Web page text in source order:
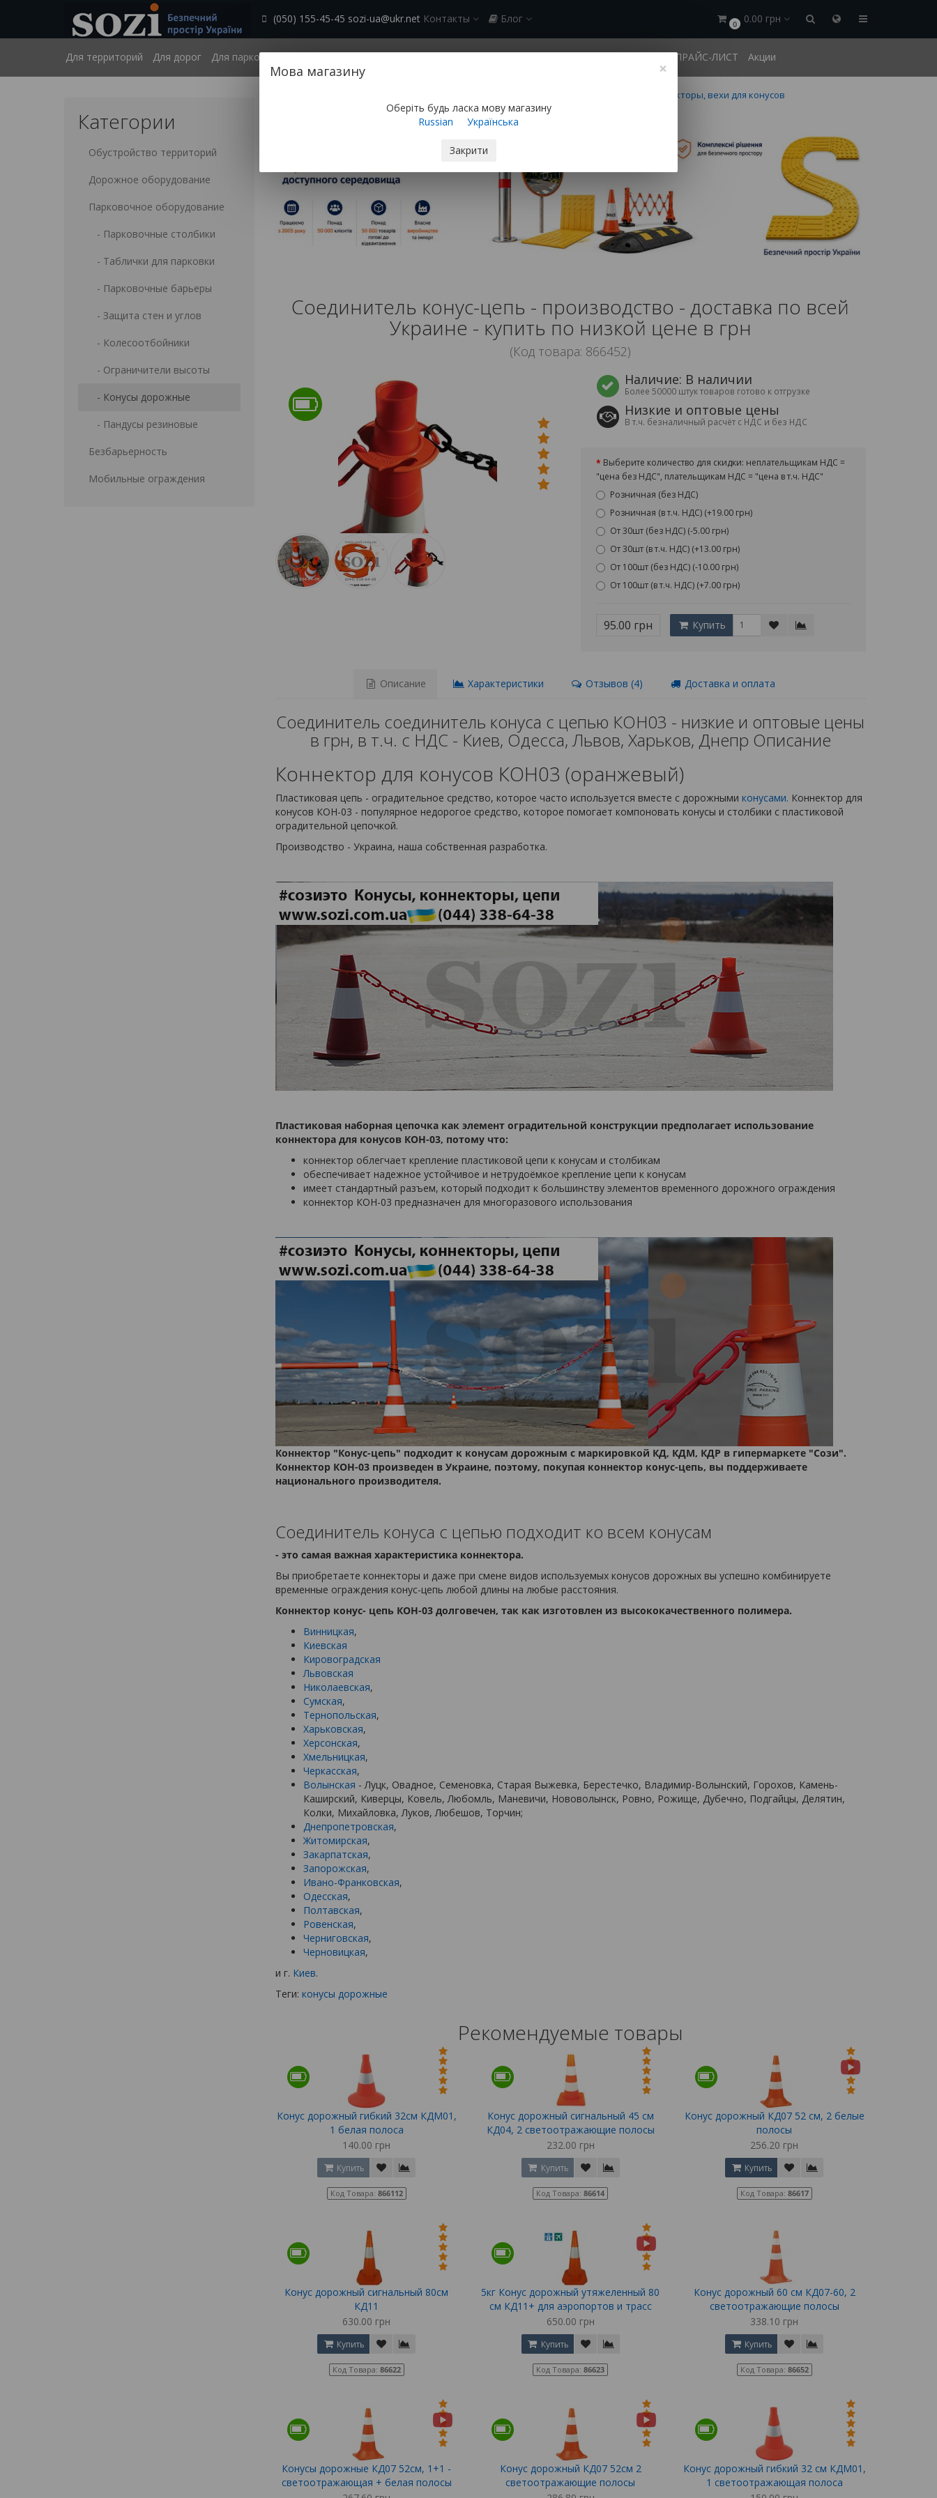
(050) 155-45-45 sozi-ua@ukr.net Контакты Блог 0 0.00 грн
Для территорий Для дорог Для парковок Безбарьерность Мобильные ограждения Нас выбрали: Доставка и оплата ПРАЙС-ЛИСТ Акции
Категории
Обустройство территорий
Дорожное оборудование
Парковочное оборудование
- Парковочные столбики
- Таблички для парковки
- Парковочные барьеры
- Защита стен и углов
- Колесоотбойники
- Ограничители высоты
- Конусы дорожные
- Пандусы резиновые
Безбарьерность
Мобильные ограждения
Коннекторы, вехи для конусов
Соединитель конус-цепь КОН03 оранжевый
×
Мова магазину
Оберіть будь ласка мову магазину
Russian
Українська
Закрити
Соединитель конус-цепь - производство - доставка по всей
Украине - купить по низкой цене в грн
(Код товара: 866452)
Наличие: В наличии
Более 50000 штук товаров готово к отгрузке
Низкие и оптовые цены
В т.ч. безналичный расчёт с НДС и без НДС
Выберите количество для скидки: неплательщикам НДС =
"цена без НДС", плательщикам НДС = "цена в т.ч. НДС"
Розничная (без НДС)
Розничная (в т.ч. НДС) (+19.00 грн)
От 30шт (без НДС) (-5.00 грн)
От 30шт (в т.ч. НДС) (+13.00 грн)
От 100шт (без НДС) (-10.00 грн)
От 100шт (в т.ч. НДС) (+7.00 грн)
95.00 грн Купить
Описание Характеристики Отзывов (4) Доставка и оплата
Соединитель соединитель конуса с цепью КОН03 - низкие и оптовые цены
в грн, в т.ч. с НДС - Киев, Одесса, Львов, Харьков, Днепр Описание
Коннектор для конусов КОН03 (оранжевый)
Пластиковая цепь - оградительное средство, которое часто используется вместе с дорожными конусами. Коннектор для
конусов КОН-03 - популярное недорогое средство, которое помогает компоновать конусы и столбики с пластиковой
оградительной цепочкой.
Производство - Украина, наша собственная разработка.
Пластиковая наборная цепочка как элемент оградительной конструкции предполагает использование
коннектора для конусов КОН-03, потому что:
коннектор облегчает крепление пластиковой цепи к конусам и столбикам
обеспечивает надежное устойчивое и нетрудоёмкое крепление цепи к конусам
имеет стандартный разъем, который подходит к большинству элементов временного дорожного ограждения
коннектор КОН-03 предназначен для многоразового использования
Коннектор "Конус-цепь" подходит к конусам дорожным с маркировкой КД, КДМ, КДР в гипермаркете "Сози".
Коннектор КОН-03 произведен в Украине, поэтому, покупая коннектор конус-цепь, вы поддерживаете
национального производителя.
Соединитель конуса с цепью подходит ко всем конусам
- это самая важная характеристика коннектора.
Вы приобретаете коннекторы и даже при смене видов используемых конусов дорожных вы успешно комбинируете
временные ограждения конус-цепь любой длины на любые расстояния.
Коннектор конус- цепь КОН-03 долговечен, так как изготовлен из высококачественного полимера.
Винницкая,
Киевская
Кировоградская
Львовская
Николаевская,
Сумская,
Тернопольская,
Харьковская,
Херсонская,
Хмельницкая,
Черкасская,
Волынская - Луцк, Овадное, Семеновка, Старая Выжевка, Берестечко, Владимир-Волынский, Горохов, Камень-
Каширский, Киверцы, Ковель, Любомль, Маневичи, Нововолынск, Ровно, Рожище, Дубечно, Подгайцы, Делятин,
Колки, Михайловка, Луков, Любешов, Торчин;
Днепропетровская,
Житомирская,
Закарпатская,
Запорожская,
Ивано-Франковская,
Одесская,
Полтавская,
Ровенская,
Черниговская,
Черновицкая,
и г. Киев.
Теги: конусы дорожные
Рекомендуемые товары
Конус дорожный гибкий 32см КДМ01,
1 белая полоса
140.00 грн
Купить
Код Товара: 866112
Конус дорожный сигнальный 45 см
КД04, 2 светоотражающие полосы
232.00 грн
Купить
Код Товара:86614
Конус дорожный КД07 52 см, 2 белые
полосы
256.20 грн
Купить
Код Товара: 86617
Конус дорожный сигнальный 80см
КД11
630.00 грн
Купить
Код Товара: 86622
5кг Конус дорожный утяжеленный 80
см КД11+ для аэропортов и трасс
650.00 грн
Купить
Код Товара:86623
Конус дорожный 60 см КД07-60, 2
светоотражающие полосы
338.10 грн
Купить
Код Товара: 86652
Конусы дорожные КД07 52см, 1+1 -
светоотражающая + белая полосы
Конус дорожный КД07 52см 2
светоотражающие полосы
Конус дорожный гибкий 32 см КДМ01,
1 светоотражающая полоса